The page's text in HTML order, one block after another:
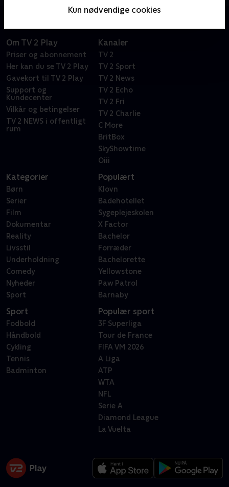
Kun nødvendige cookies
Om TV 2 Play
Priser og abonnement
Her kan du se TV 2 Play
Gavekort til TV 2 Play
Support og
Kundecenter
Vilkår og betingelser
TV 2 NEWS i offentligt
rum
Kanaler
TV 2
TV 2 Sport
TV 2 News
TV 2 Echo
TV 2 Fri
TV 2 Charlie
C More
BritBox
SkyShowtime
Oiii
Kategorier
Børn
Serier
Film
Dokumentar
Reality
Livsstil
Underholdning
Comedy
Nyheder
Sport
Populært
Klovn
Badehotellet
Sygeplejeskolen
X Factor
Bachelor
Forræder
Bachelorette
Yellowstone
Paw Patrol
Barnaby
Sport
Fodbold
Håndbold
Cykling
Tennis
Badminton
Populær sport
3F Superliga
Tour de France
FIFA VM 2026
A Liga
ATP
WTA
NFL
Serie A
Diamond League
La Vuelta